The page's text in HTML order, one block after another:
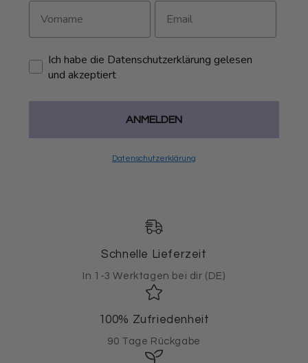
Ich habe die Datenschutzerklärung gelesen
und akzeptiert
ANMELDEN
Datenschutzerklärung
Schnelle Lieferzeit
In 1-3 Werktagen bei dir (DE)
100% Zufriedenheit
90 Tage Rückgabe